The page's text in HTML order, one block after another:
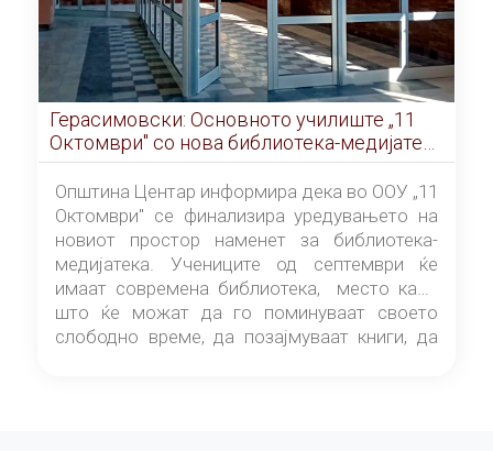
Герасимовски: Основното училиште „11
Октомври" со нова библиотека-медијатека
од септември
Општина Центар информира дека во ООУ „11
Октомври" се финализира уредувањето на
новиот простор наменет за библиотека-
медијатека. Учениците од септември ќе
имаат современа библиотека, место каде
што ќе можат да го поминуваат своето
слободно време, да позајмуваат книги, да